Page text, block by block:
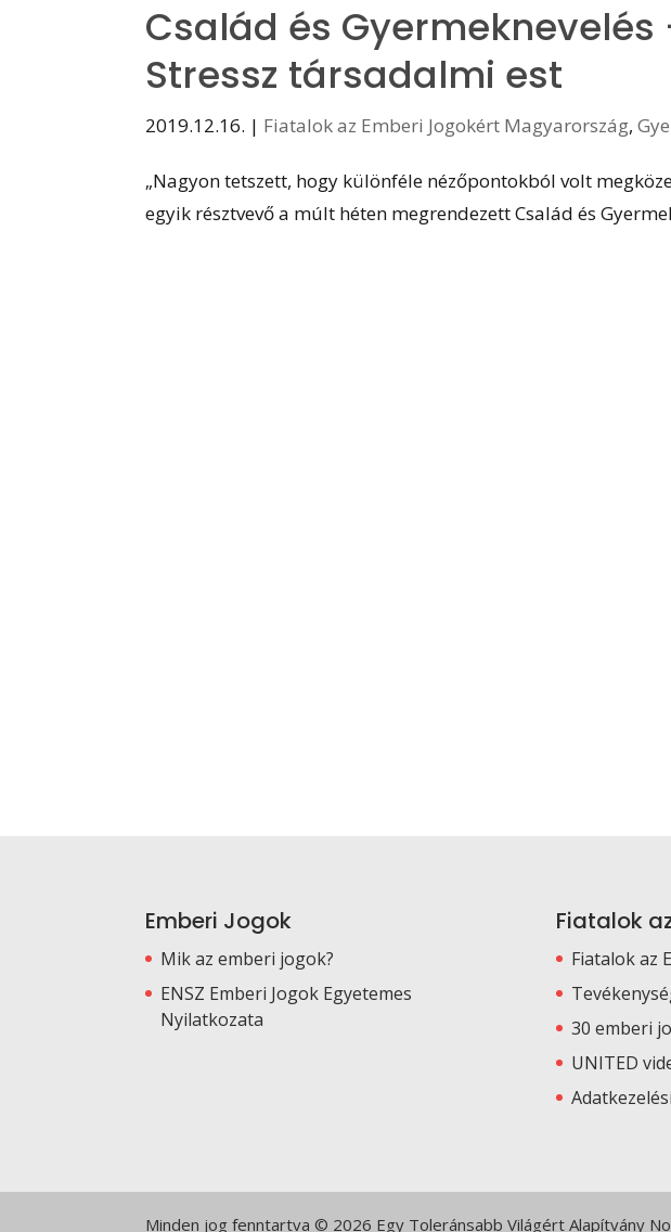
Család és
Stressz társadalmi est
2019.12.16. | Fiatalok az Emberi Jogokért Magyarország,
„Nagyon tetszett, hogy különféle nézőpontokból volt
egyik résztvevő a múlt héten megrendezett Család és
Emberi Jogok
Mik az emberi jogok?
ENSZ Emberi Jogok Egyetemes
Nyilatkozata
Fiatalok
Fiatalok az
30 emberi
UNITED
Minden jog fenntartva © 2026 Egy Toleránsabb Világért Alapítvány